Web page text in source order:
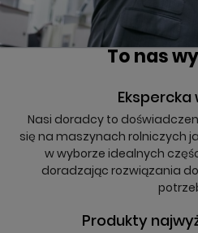
To nas
Ekspercka
Nasi doradcy to
się na maszynach rolniczych
w wyborze idealnych
doradzając rozwiązania
Produkty